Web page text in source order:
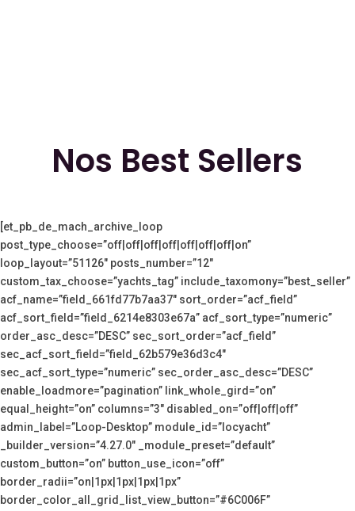
Nos Best Sellers
[et_pb_de_mach_archive_loop
post_type_choose=”off|off|off|off|off|off|off|on”
loop_layout=”51126″ posts_number=”12″
custom_tax_choose=”yachts_tag” include_taxomony=”best_seller”
acf_name=”field_661fd77b7aa37″ sort_order=”acf_field”
acf_sort_field=”field_6214e8303e67a” acf_sort_type=”numeric”
order_asc_desc=”DESC” sec_sort_order=”acf_field”
sec_acf_sort_field=”field_62b579e36d3c4″
sec_acf_sort_type=”numeric” sec_order_asc_desc=”DESC”
enable_loadmore=”pagination” link_whole_gird=”on”
equal_height=”on” columns=”3″ disabled_on=”off|off|off”
admin_label=”Loop-Desktop” module_id=”locyacht”
_builder_version=”4.27.0″ _module_preset=”default”
custom_button=”on” button_use_icon=”off”
border_radii=”on|1px|1px|1px|1px”
border_color_all_grid_list_view_button=”#6C006F”